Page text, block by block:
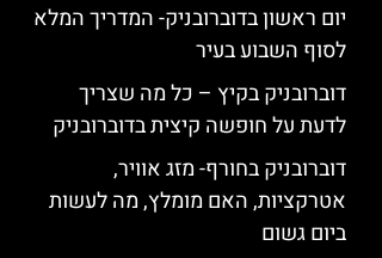
יום ראשון בדוברובניק- המדריך המלא
לסוף השבוע בעיר
דוברובניק בקיץ – כל מה שצריך
לדעת על חופשה קיצית בדוברובניק
דוברובניק בחורף- מזג אוויר,
אטרקציות, האם מומלץ, מה לעשות
ביום גשום